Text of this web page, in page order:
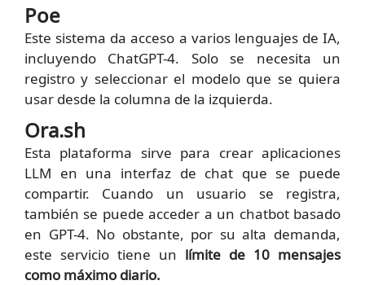
Poe
Este sistema da acceso a varios lenguajes de IA,
incluyendo ChatGPT-4. Solo se necesita un
registro y seleccionar el modelo que se quiera
usar desde la columna de la izquierda.
Ora.sh
Esta plataforma sirve para crear aplicaciones
LLM en una interfaz de chat que se puede
compartir. Cuando un usuario se registra,
también se puede acceder a un chatbot basado
en GPT-4. No obstante, por su alta demanda,
este servicio tiene un límite de 10 mensajes
como máximo diario.